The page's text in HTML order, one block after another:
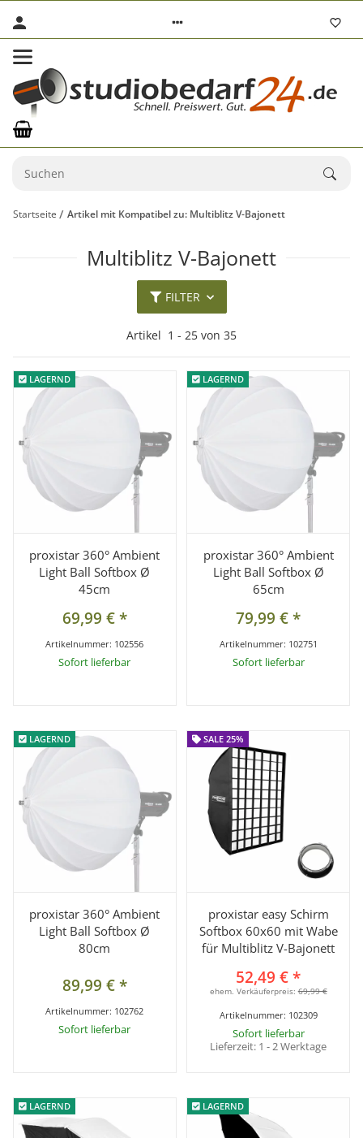
Startseite Artikel mit Kompatibel zu: Multiblitz V-Bajonett
Multiblitz V-Bajonett
FILTER
Artikel 1 - 25 von 35
LAGERND
LAGERND
proxistar 360° Ambient
Light Ball Softbox Ø
45cm
69,99 €*
Artikelnummer: 102556
Sofort lieferbar
LAGERND
LAGERND
proxistar 360° Ambient
Light Ball Softbox Ø
65cm
79,99 €*
Artikelnummer: 102751
Sofort lieferbar
LAGERND
LAGERND
proxistar 360° Ambient
Light Ball Softbox Ø
80cm
89,99 €*
Artikelnummer: 102762
Sofort lieferbar
SALE 25%
SALE 25%
proxistar easy Schirm
Softbox 60x60 mit Wabe
für Multiblitz V-Bajonett
52,49 €*
ehem. Verkäuferpreis:69,99 €
Artikelnummer: 102309
Sofort lieferbar
Lieferzeit: 1 - 2 Werktage
LAGERND
LAGERND LAGERND
LAGERND